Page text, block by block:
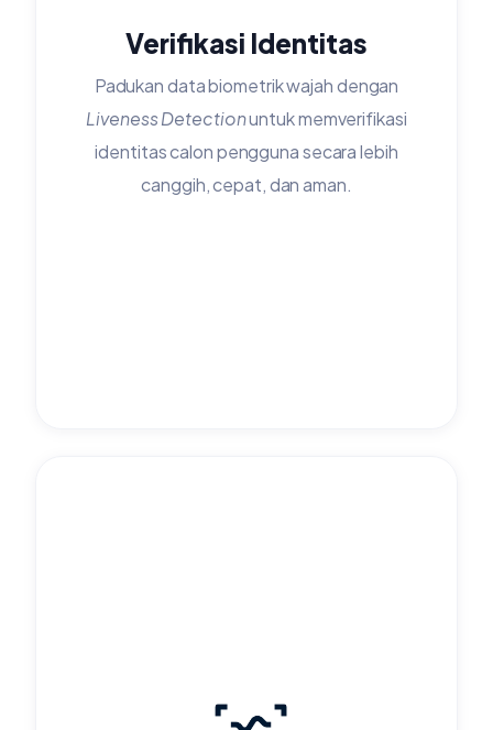
Verifikasi Identitas
Padukan data biometrik wajah dengan
Liveness Detectionuntuk memverifikasi
identitas calon pengguna secara lebih
canggih, cepat, dan aman.